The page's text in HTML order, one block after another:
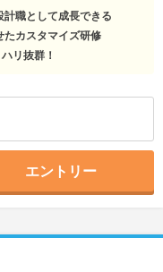
職として成長できる
たカスタマイズ研修
リ抜群！
エントリー